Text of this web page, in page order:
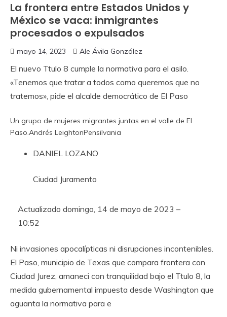
La frontera entre Estados Unidos y
México se vaca: inmigrantes
procesados ​​​​o expulsados
mayo 14, 2023 Ale Ávila González
El nuevo Ttulo 8 cumple la normativa para el asilo.
«Tenemos que tratar a todos como queremos que no
tratemos», pide el alcalde democrático de El Paso
Un grupo de mujeres migrantes juntas en el valle de El
Paso.Andrés LeightonPensilvania
DANIEL LOZANO
Ciudad Juramento
Actualizado domingo, 14 de mayo de 2023 –
10:52
Ni invasiones apocalípticas ni disrupciones incontenibles.
El Paso, municipio de Texas que compara frontera con
Ciudad Jurez, amaneci con tranquilidad bajo el Ttulo 8, la
medida gubernamental impuesta desde Washington que
aguanta la normativa para e